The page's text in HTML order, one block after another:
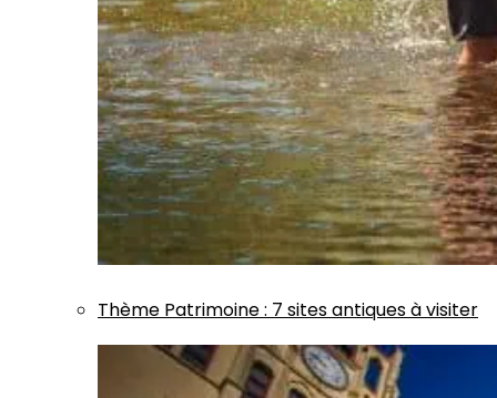
Thème Patrimoine: 7 sites antiques à visiter